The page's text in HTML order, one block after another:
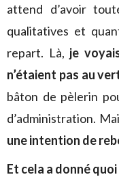
attend d’avoir
qualitatives et
repart. Là, je
n’étaient pas au
bâton de pèlerin
d’administration.
une intention de
Et cela a donné quoi